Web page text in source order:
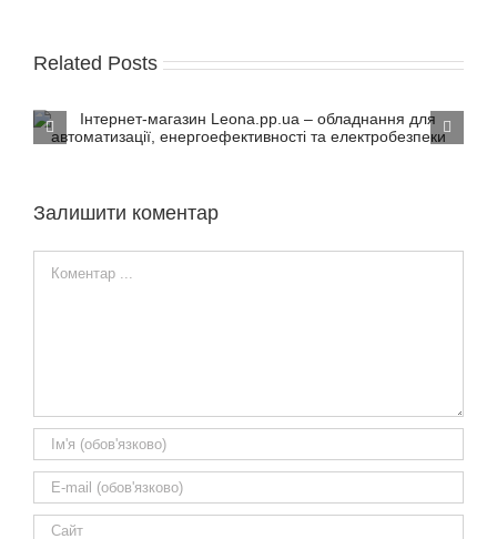
Related Posts
NewElectricity провела безкоштовні семінари по
Залишити коментар